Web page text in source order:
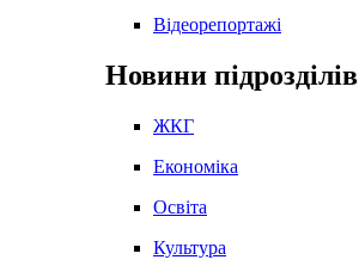
Відеорепортажі
Новини підрозділів
ЖКГ
Економіка
Освіта
Культура